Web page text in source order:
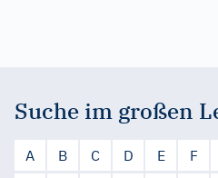
Suche im großen
A B C D E F